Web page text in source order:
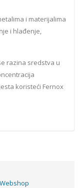
i materijalima
i hlađenje,
razina sredstva u
koristeći Fernox